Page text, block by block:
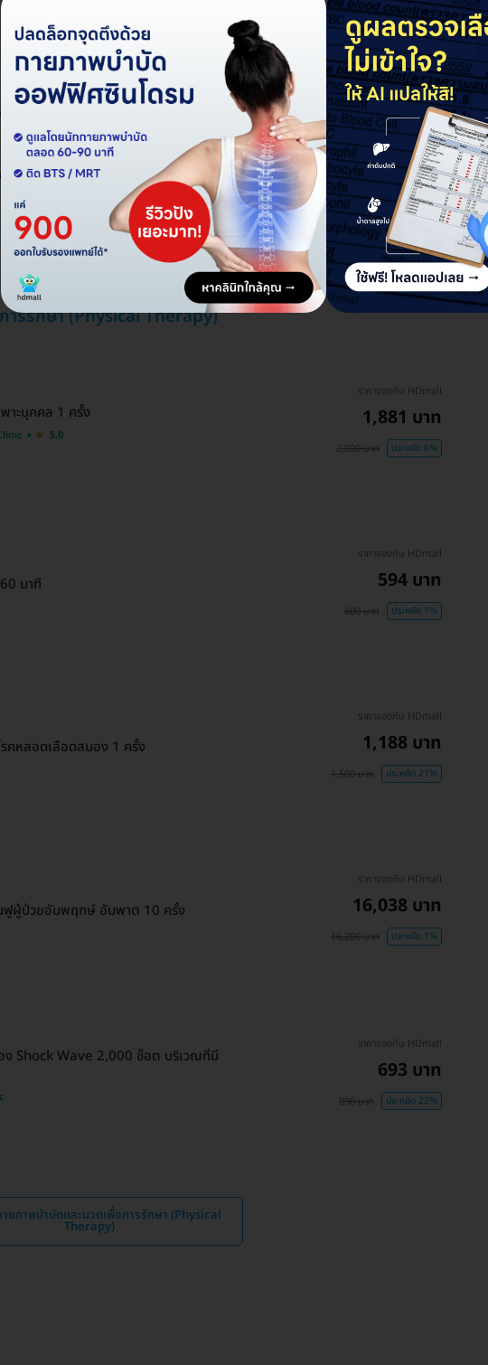
เวศ
ะเอียด
ารรักษา (Physical Therapy)
าะบุคคล 1 ครั้ง
5.0
ราคาจองกับ HDmall
1,881 บาท
2,000 บาท ประหยัด 6%
นาที
ราคาจองกับ HDmall
594 บาท
600 บาท ประหยัด 1%
คหลอดเลือดสมอง 1 ครั้ง
ราคาจองกับ HDmall
1,188 บาท
1,500 บาท ประหยัด 21%
ฟูผู้ป่วยอัมพฤกษ์ อัมพาต 10 ครั้ง
ราคาจองกับ HDmall
16,038 บาท
16,200 บาท ประหยัด 1%
ง Shock Wave 2,000 ช็อต บริเวณที่มี
ราคาจองกับ HDmall
693 บาท
890 บาท ประหยัด 22%
ยภาพบำบัดและนวดเพื่อการรักษา (Physical
Therapy)